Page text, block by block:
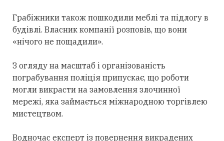
Грабіжники також пошкодили меблі та підлогу в
будівлі. Власник компанії розповів, що вони
«нічого не пощадили».
З огляду на масштаб і організованість
пограбування поліція припускає, що роботи
могли викрасти на замовлення злочинної
мережі, яка займається міжнародною торгівлею
мистецтвом.
Водночас експерт із повернення викрадених